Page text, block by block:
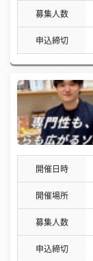
募集人数
申込締切
開催日時
開催場所
募集人数
申込締切